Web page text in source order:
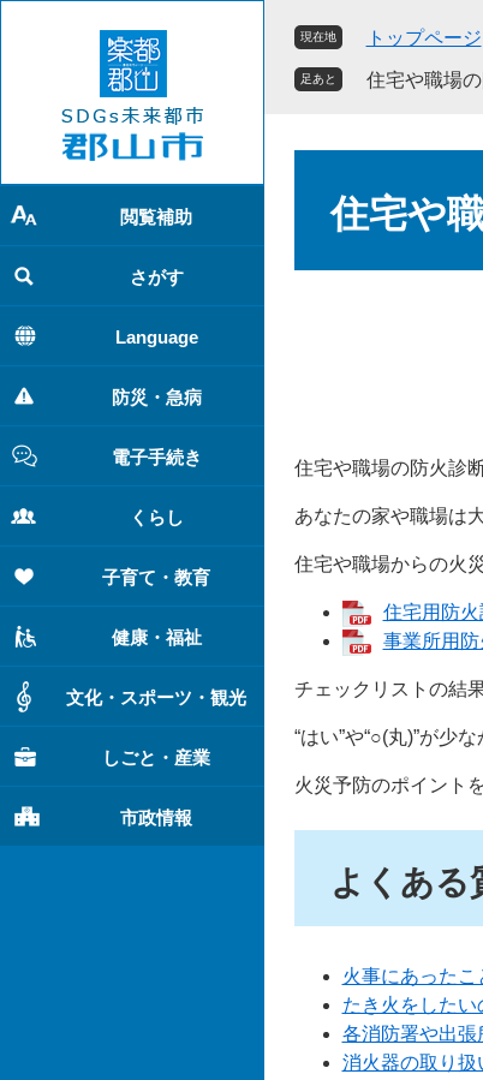
で
す
。
ば
し
て
本
文
へ
閲覧補助
さがす
Language
防災・急病
電子手続き
くらし
子育て・教育
健康・福祉
文化・スポーツ・観光
しごと・産業
市政情報
現在地 トップページ
足あと 住宅や職場
住宅や
住宅や職場の防火診
あなたの家や職場は
住宅や職場からの火
住宅用防
事業所用
チェックリストの結
“はい”や“○(丸)”が少
火災予防のポイント
よくある
火事にあったこ
たき火をしたい
各消防署や出張
消火器の取り扱